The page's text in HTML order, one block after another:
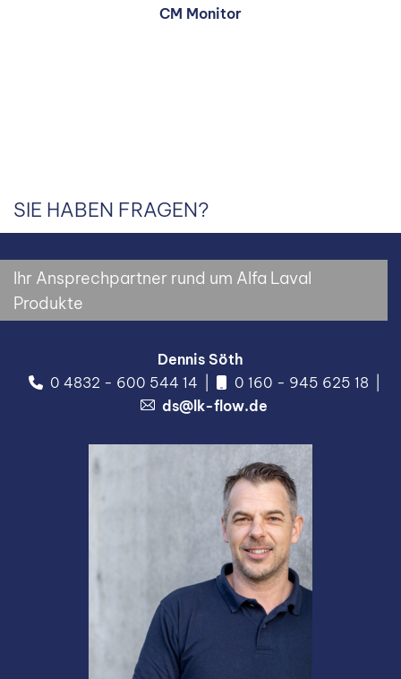
CM Monitor
SIE HABEN FRAGEN?
Ihr Ansprechpartner rund um Alfa Laval
Produkte
Dennis Söth
0 4832 - 600 544 14
0 160 - 945 625 18
ds@lk-flow.de